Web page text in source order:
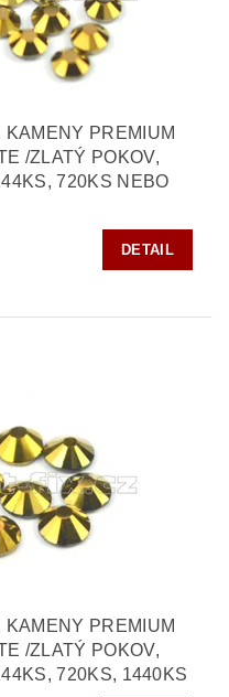
PREMIUM
/ZLATÝ POKOV,
720KS NEBO
DETAIL
PREMIUM
/ZLATÝ POKOV,
720KS, 1440KS